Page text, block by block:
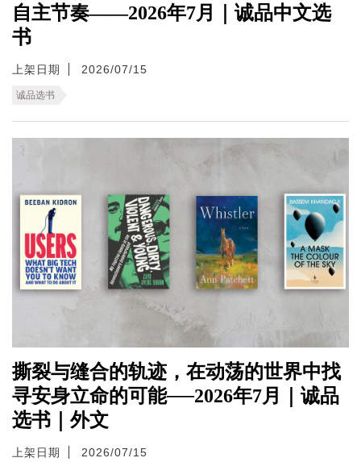
自主节奏——2026年7月｜诚品中文选
书
上架日期 2026/07/15
诚品选书
撕裂与缝合的轨迹，在动荡的世界中找
寻安身立命的可能──2026年7月｜诚品
选书｜外文
上架日期 2026/07/15